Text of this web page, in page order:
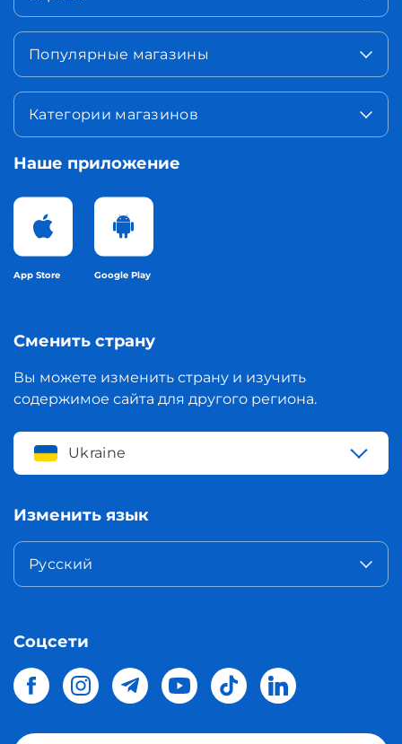
Популярные магазины
Категории магазинов
Наше приложение
App Store Google Play
Сменить страну
Вы можете изменить страну и изучить
содержимое сайта для другого региона.
Ukraine
Изменить язык
Русский
Соцсети